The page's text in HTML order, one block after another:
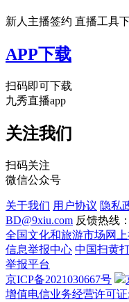
新人主播签约 直播工具
APP下载
扫码即可下载
九秀直播app
关注我们
扫码关注
微信公众号
关于我们 用户协议 隐私
BD@9xiu.com 反馈热线
全国文化和旅游市场网
信息举报中心 中国扫黄
举报平台
京ICP备2021030667号
增值电信业务经营许可证